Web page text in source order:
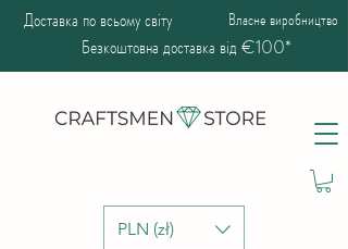
PLN (zł)
Доставка по всьому світу Власне виробництво
Безкоштовна доставка від €100*